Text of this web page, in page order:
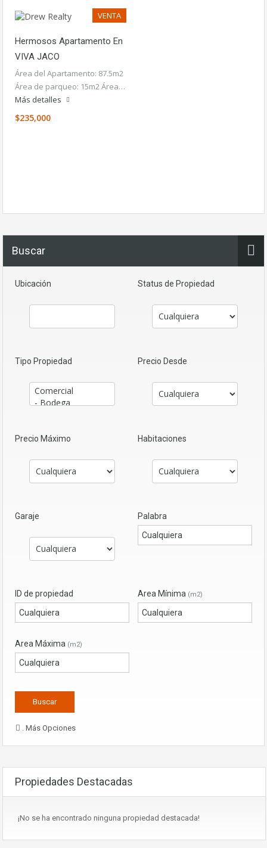
VENTA
Hermosos Apartamento En
VIVA JACO
Área del Apartamento: 87.5m2
Área de parqueo: 15m2 Área…
Más detalles
$235,000
Buscar
Ubicación Status de Propiedad
Tipo Propiedad Precio Desde
Precio Máximo Habitaciones
Garaje Palabra
ID de propiedad Area Mínima (m2)
Area Máxima (m2)
. Más Opciones
Propiedades Destacadas
¡No se ha encontrado ninguna propiedad destacada!